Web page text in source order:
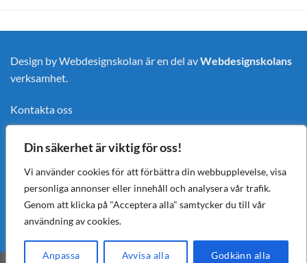
Din säkerhet är viktig för oss!
Vi använder cookies för att förbättra din webbupplevelse, visa
personliga annonser eller innehåll och analysera vår trafik.
Genom att klicka på "Acceptera alla" samtycker du till vår
användning av cookies.
Anpassa Avvisa alla Godkänn alla
Design by Webdesignskolan är en del avWebdesignskolans
verksamhet.
Kontakta oss
Integritetspolicy